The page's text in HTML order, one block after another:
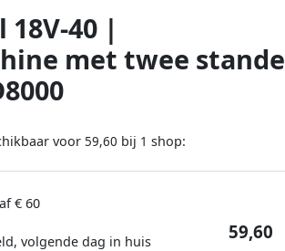
18V-40 |
met twee
voor 59,60 bij 1 shop:
€ 60
volgende dag in huis
59,60